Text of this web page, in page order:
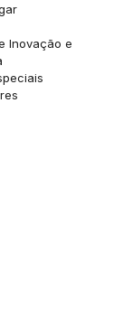
Inovação e